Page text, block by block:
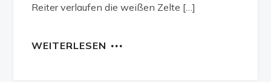
Reiter verlaufen die weißen Zelte […]
WEITERLESEN